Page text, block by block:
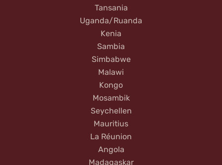
Tansania
Uganda/Ruanda
Kenia
Sambia
Simbabwe
Malawi
Kongo
Mosambik
Seychellen
Mauritius
La Réunion
Angola
Madagaskar